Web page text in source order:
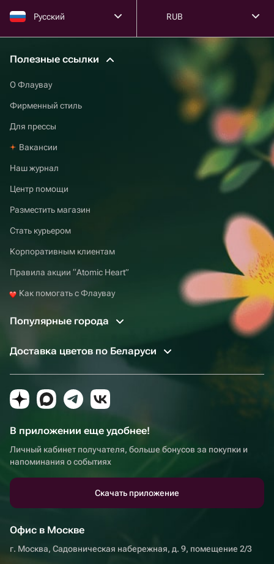
Русский RUB
Полезные ссылки
О Флаувау
Фирменный стиль
Для прессы
Вакансии
Наш журнал
Центр помощи
Разместить магазин
Стать курьером
Корпоративным клиентам
Правила акции “Atomic Heart”
Как помогать с Флаувау
Популярные города
Доставка цветов по Беларуси
В приложении еще удобнее!
Личный кабинет получателя, больше бонусов за покупки и
напоминания о событиях
Скачать приложение
Офис в Москве
г. Москва, Садовническая набережная, д. 9, помещение 2/3